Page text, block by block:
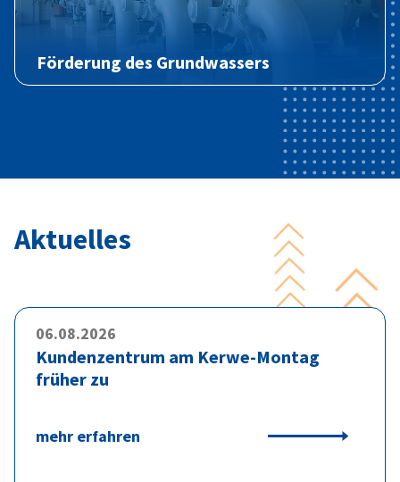
Förderung des Grundwassers
Aktuelles
06.08.2026
Kundenzentrum am Kerwe-Montag
früher zu
mehr erfahren